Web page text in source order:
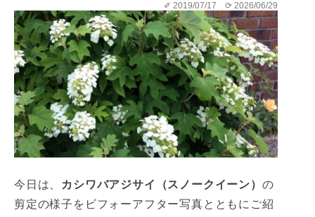
✐ 2019/07/17 ⟳ 2026/06/29
今日は、 カシワバアジサイ（スノークイーン） の
剪定の様子をビフォーアフター写真とともにご紹